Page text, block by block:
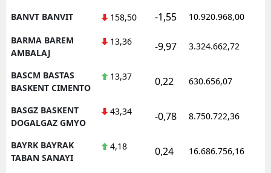
BANVT BANVIT 158,50 -1,55 10.920.968,00
BARMA BAREM
AMBALAJ
13,36 -9,97 3.324.662,72
BASCM BASTAS
BASKENT CIMENTO
13,37 0,22 630.656,07
BASGZ BASKENT
DOGALGAZ GMYO
43,34 -0,78 8.750.722,36
BAYRK BAYRAK
TABAN SANAYI
4,18 0,24 16.686.756,16